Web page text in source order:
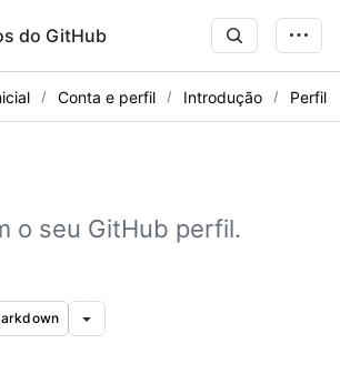
do GitHub
Conta e perfil Introdução Perfil
o seu GitHub perfil.